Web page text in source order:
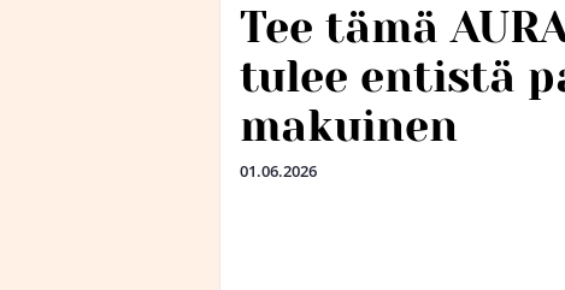
Tee tämä
tulee entistä
makuinen
01.06.2026